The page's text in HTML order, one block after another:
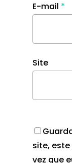
E-mail *
Site
site,
vez que